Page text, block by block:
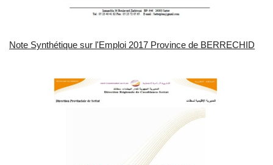
Note Synthétique sur l'Emploi 2017 Province de BERRECHID